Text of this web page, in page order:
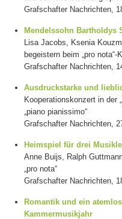
Grafschafter Nachrichten,
Mendelssohn Bartholdys
Lisa Jacobs, Ksenia
begeistern beim „pro nota“-
Grafschafter Nachrichten,
Ausdruckstarke und
Kooperationskonzert in der
„piano pianissimo“
Grafschafter Nachrichten,
Heimspiel für drei
Anne Buijs, Ralph
„pro nota“
Grafschafter Nachrichten,
Romantik und ein
Kammermusikjahr